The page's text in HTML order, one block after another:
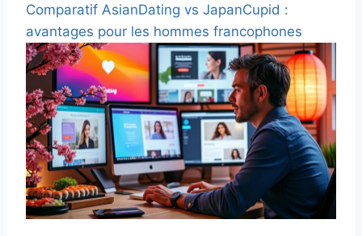
Comparatif AsianDating vs JapanCupid :
avantages pour les hommes francophones